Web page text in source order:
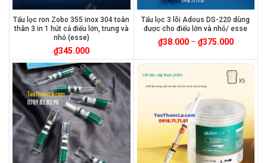
Tẩu lọc ron Zobo 355 inox 304 toàn
thân 3 in 1 hút cả điếu lớn, trung và
nhỏ (esse)
₫345.000
Tẩu lọc 3 lõi Adous DS-220 dùng
được cho điếu lớn và nhỏ/ esse
₫38.000– ₫375.000